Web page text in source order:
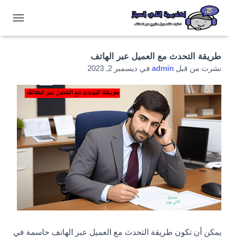
ب
ل
ل
طريقة التحدث مع العميل عبر الهاتف
نشرت من قبل admin في ديسمبر 2, 2023
يمكن أن تكون طريقة التحدث مع العميل عبر الهاتف حاسمة في